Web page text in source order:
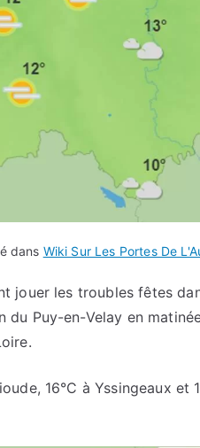
dans Wiki Sur Les Portes De
jouer les troubles fêtes
Puy-en-Velay en
16°C à Yssingeaux et